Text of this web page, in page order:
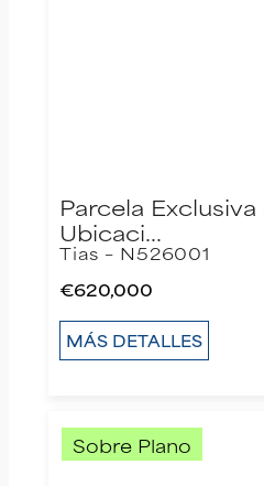
Parcela
Ubicaci…
Tias – N526001
€620,000
MÁS DETALLES
Sobre Plano